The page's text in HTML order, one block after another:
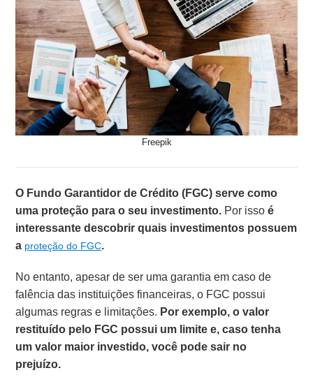
Freepik
O Fundo Garantidor de Crédito (FGC) serve como
uma proteção para o seu investimento. Por issoé
interessante descobrir quais investimentos possuem
a proteção do FGC.
No entanto, apesar de ser uma garantia em caso de
falência das instituições financeiras, o FGC possui
algumas regras e limitações. Por exemplo, o valor
restituído pelo FGC possui um limite e, caso tenha
um valor maior investido, você pode sair no
prejuízo.